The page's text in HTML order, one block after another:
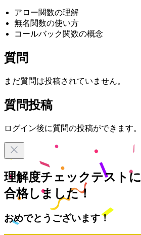
アロー関数の理解
無名関数の使い方
コールバック関数の概念
質問
まだ質問は投稿されていません。
質問投稿
ログイン後に質問の投稿ができます。
理解度チェックテストに
合格しました！
おめでとうございます！